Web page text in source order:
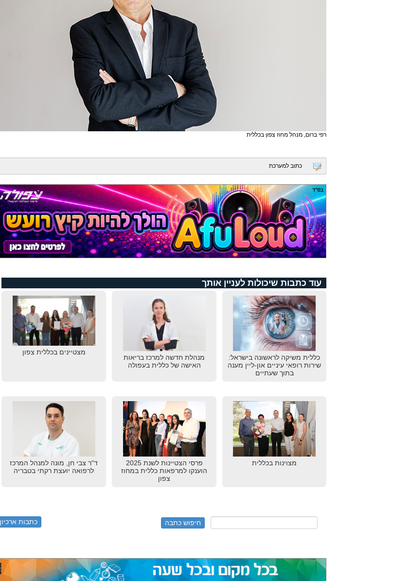
רפי ברום, מנהל מחוז צפון בכללית
כתוב למערכת
עוד כתבות שיכולות לעניין אותך
כללית משיקה לראשונה בישראל:
שירות רופאי עיניים און-ליין מענה
בתוך שעתיים
מנהלת חדשה למרכז בריאות
האישה של כללית בעפולה
מצטיינים בכללית צפון
מצוינות בכללית
פרסי הצטיינות לשנת 2025
הוענקו למרפאות כללית במחוז
צפון
ד"ר צבי חן, מונה למנהל המרכז
לרפואה יועצת רקתי בטבריה
כתבות ארכיון